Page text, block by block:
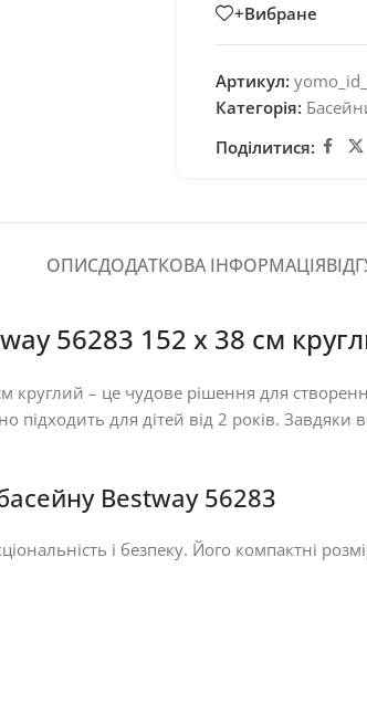
+Вибране
Артикул:
Категорія:
Поділитися:
ОПИСДОДАТКОВА ІНФОРМАЦІЯ
56283 152 х 38 см
– це чудове рішення для
для дітей від 2 років. Завдяки
Bestway 56283
і безпеку. Його компактні